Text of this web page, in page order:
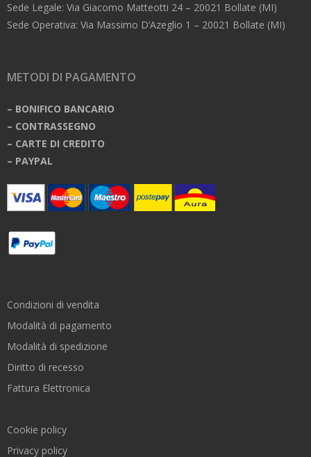
Sede Legale: Via Giacomo Matteotti 24 – 20021 Bollate (MI)
Sede Operativa: Via Massimo D’Azeglio 1 – 20021 Bollate (MI)
METODI DI PAGAMENTO
– BONIFICO BANCARIO
– CONTRASSEGNO
– CARTE DI CREDITO
– PAYPAL
Condizioni di vendita
Modalità di pagamento
Modalità di spedizione
Diritto di recesso
Fattura Elettronica
Cookie policy
Privacy policy